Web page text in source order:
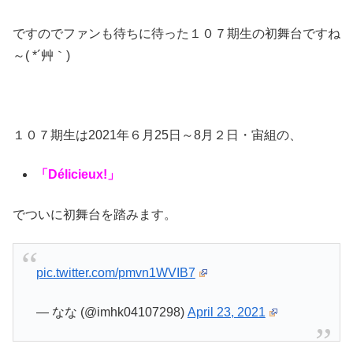
ですのでファンも待ちに待った１０７期生の初舞台ですね
～( *´艸｀)
１０７期生は2021年６月25日～8月２日・宙組の、
「Délicieux!」
でついに初舞台を踏みます。
pic.twitter.com/pmvn1WVIB7
— なな (@imhk04107298) April 23, 2021